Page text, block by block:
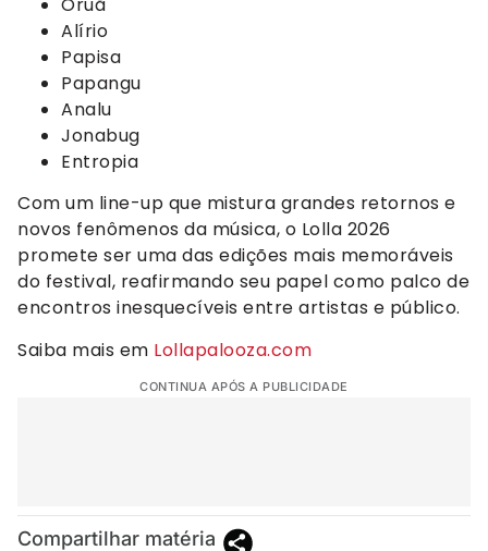
Alírio
Papisa
Papangu
Analu
Jonabug
Entropia
Com um line-up que mistura grandes retornos e
novos fenômenos da música, o Lolla 2026
promete ser uma das edições mais memoráveis
do festival, reafirmando seu papel como palco de
encontros inesquecíveis entre artistas e público.
Saiba mais em Lollapalooza.com
CONTINUA APÓS A PUBLICIDADE
Compartilhar matéria